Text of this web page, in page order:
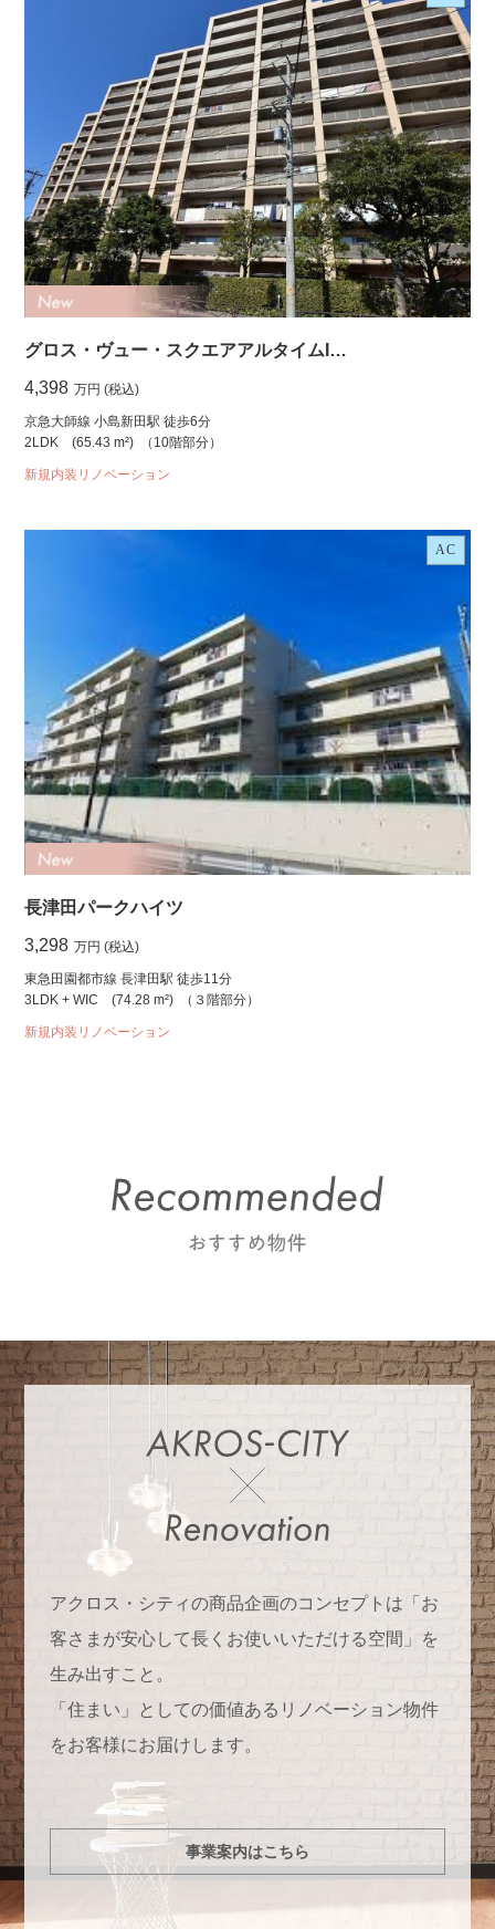
グロス・ヴュー・スクエアアルタイムI…
4,398 万円 (税込)
京急大師線 小島新田駅 徒歩6分
2LDK
(65.43 m²) （10階部分）
新規内装リノベーション
AC
長津田パークハイツ
3,298 万円 (税込)
東急田園都市線 長津田駅 徒歩11分
3LDK + WIC
(74.28 m²) （３階部分）
新規内装リノベーション
アクロス・シティの商品企画のコンセプトは「お
客さまが安心して長くお使いいただける空間」を
生み出すこと。
「住まい」としての価値あるリノベーション物件
をお客様にお届けします。
事業案内はこちら